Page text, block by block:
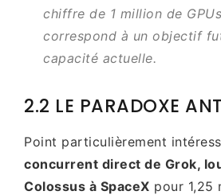
chiffre de 1 million de
correspond à un objectif
capacité actuelle.
2.2 LE PARADOXE
Point particulièrement
concurrent direct de Grok,
Colossus à SpaceX pour 1,25